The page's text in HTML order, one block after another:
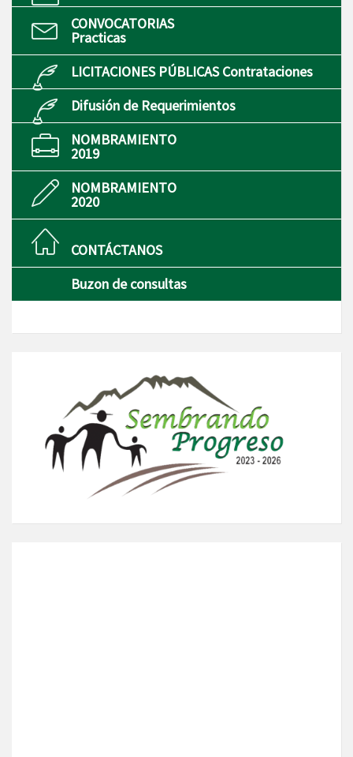
CONVOCATORIAS
Practicas
LICITACIONES PÚBLICAS Contrataciones
Difusión de Requerimientos
NOMBRAMIENTO
2019
NOMBRAMIENTO
2020
CONTÁCTANOS
Buzon de consultas